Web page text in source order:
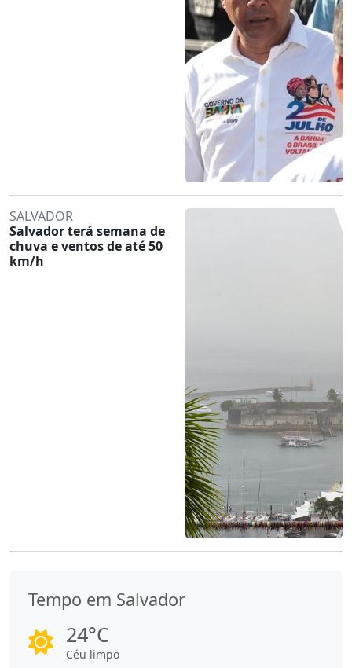
SALVADOR
Salvador terá semana de
chuva e ventos de até 50
km/h
Tempo em Salvador
24°C
Céu limpo